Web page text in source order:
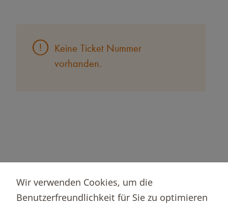
Schnelle Navigation
Keine Ticket Nummer
vorhanden.
Wir verwenden Cookies, um die
Benutzerfreundlichkeit für Sie zu optimieren